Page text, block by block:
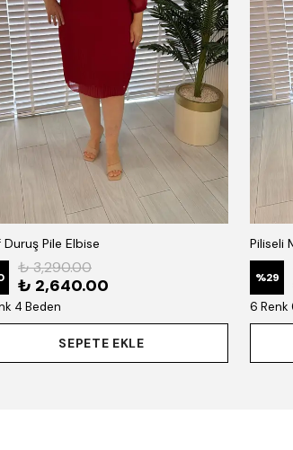
Duruş Pile Elbise
₺ 3,290.00
₺ 2,640.00
4 Beden
SEPETE EKLE
Piliseli
%29
6 Renk